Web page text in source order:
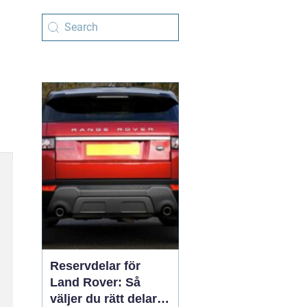
Reservdelar för
Land Rover: Så
väljer du rätt delar